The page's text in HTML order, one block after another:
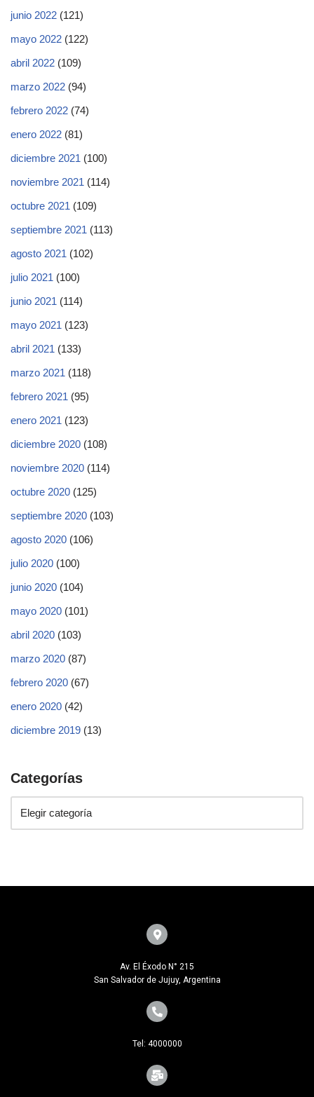
junio 2022 (121)
mayo 2022 (122)
abril 2022 (109)
marzo 2022 (94)
febrero 2022 (74)
enero 2022 (81)
diciembre 2021 (100)
noviembre 2021 (114)
octubre 2021 (109)
septiembre 2021 (113)
agosto 2021 (102)
julio 2021 (100)
junio 2021 (114)
mayo 2021 (123)
abril 2021 (133)
marzo 2021 (118)
febrero 2021 (95)
enero 2021 (123)
diciembre 2020 (108)
noviembre 2020 (114)
octubre 2020 (125)
septiembre 2020 (103)
agosto 2020 (106)
julio 2020 (100)
junio 2020 (104)
mayo 2020 (101)
abril 2020 (103)
marzo 2020 (87)
febrero 2020 (67)
enero 2020 (42)
diciembre 2019 (13)
Categorías
Av. El Éxodo N° 215
San Salvador de Jujuy, Argentina
Tel: 4000000